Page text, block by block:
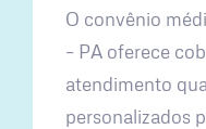
O convênio
– PA oferece
atendimento
personalizados